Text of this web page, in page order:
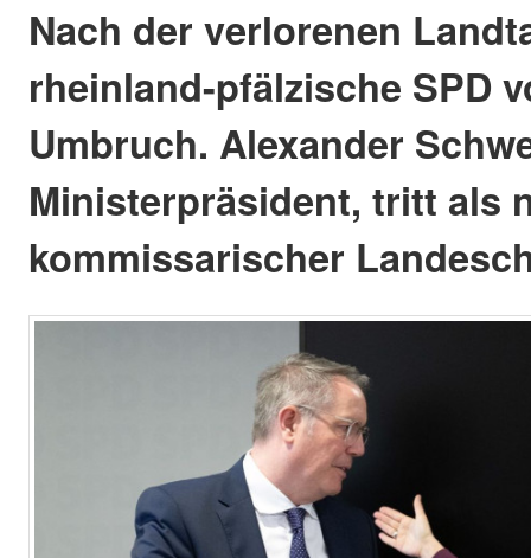
Nach der verlorenen
rheinland-pfälzische SPD
Umbruch. Alexander
Ministerpräsident, tritt als
kommissarischer